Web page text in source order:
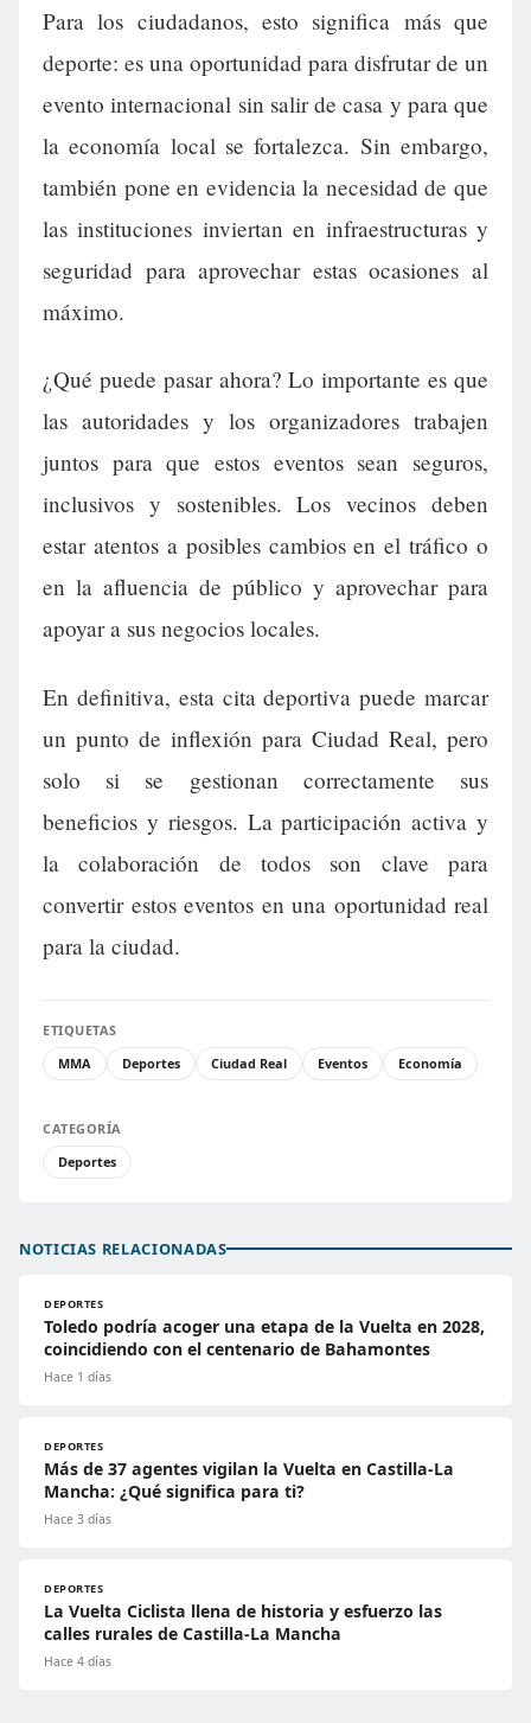
Para los ciudadanos, esto significa más que
deporte: es una oportunidad para disfrutar de un
evento internacional sin salir de casa y para que
la economía local se fortalezca. Sin embargo,
también pone en evidencia la necesidad de que
las instituciones inviertan en infraestructuras y
seguridad para aprovechar estas ocasiones al
máximo.
¿Qué puede pasar ahora? Lo importante es que
las autoridades y los organizadores trabajen
juntos para que estos eventos sean seguros,
inclusivos y sostenibles. Los vecinos deben
estar atentos a posibles cambios en el tráfico o
en la afluencia de público y aprovechar para
apoyar a sus negocios locales.
En definitiva, esta cita deportiva puede marcar
un punto de inflexión para Ciudad Real, pero
solo si se gestionan correctamente sus
beneficios y riesgos. La participación activa y
la colaboración de todos son clave para
convertir estos eventos en una oportunidad real
para la ciudad.
ETIQUETAS
MMA
Deportes Ciudad Real Eventos Economía
CATEGORÍA
Deportes
NOTICIAS RELACIONADAS
DEPORTES
Toledo podría acoger una etapa de la Vuelta en 2028,
coincidiendo con el centenario de Bahamontes
Hace 1 días
DEPORTES
Más de 37 agentes vigilan la Vuelta en Castilla-La
Mancha: ¿Qué significa para ti?
Hace 3 días
DEPORTES
La Vuelta Ciclista llena de historia y esfuerzo las
calles rurales de Castilla-La Mancha
Hace 4 días